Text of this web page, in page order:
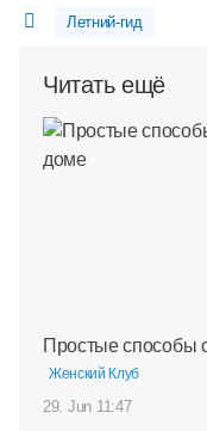
Летний-гид
Читать ещё
Простые способы
Женский Клуб
29. Jun 11:47